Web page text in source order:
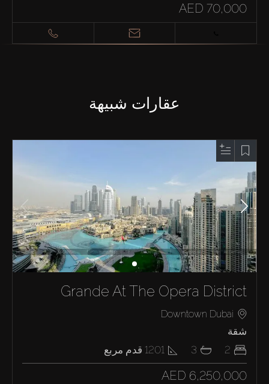
AED 70,000
عقارات شبيهة
Grande At The Opera District
Downtown Dubai
شقة
2
3
1201 قدم مربع
AED 6,250,000